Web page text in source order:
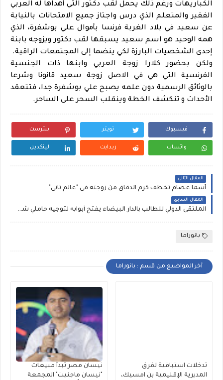
الكباريهات ورغم ذلك يحمل لقب دكتور التي أهداها له العربي
الفقير والمتعلم الذي درس واجتاز جميع الامتحانات بالنيابة
عن سعيد في بلاد الغربة فرنسا بأموال علي بوشفرة، الذي
همه الوحيد هو اسم سعيد يسبقها لقب دكتور ويزوجه بابنة
إحدى الشخصيات البارزة لكي ينضما إلى المجتمعات الراقية.
ولكن بحضور كلارا زوجة العربي وابنها ذات الجنسية
الفرنسية التي هي في الاصل زوجة سعيد قانونا وشرعا
بالوثائق الرسمية دون علمه يصبح علي بوشفرة جدا، فتتعقد
الأحداث و تنكشف الخطة وينقلب السحر على الساحر.
فيسبوك تويتر بنترست
واتساب ريدايت لينكدين
المقال التالي
أسما عصام تخطف كرم الدقاق من زوجته فى "عالم تانى"
المقال السابق
الملتقى الدولي للطالب بالدار البيضاء يفتح أبوابه لتوجيه حاملي شهادة الباكالوريا من مختلف جهات المملكة
بانوراما
أخر المواضيع من قسم : بانوراما
تدخلات استباقية لفرق
المديرية الإقليمية بن امسيك،
نيسان مصر تبدأ مبيعات
"نيسان ماجنيت" المجمعة